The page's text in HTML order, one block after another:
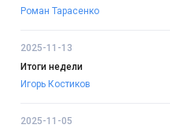
Роман Тарасенко
2025-11-13
Итоги недели
Игорь Костиков
2025-11-05